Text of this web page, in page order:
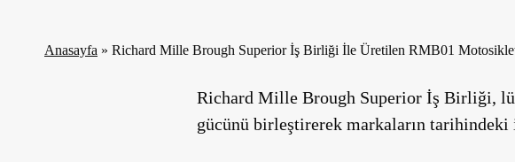
Anasayfa » Richard Mille Brough Superior İş Birliği İle Üretilen RMB01
Richard Mille Brough Superior İş Birliği,
gücünü birleştirerek markaların